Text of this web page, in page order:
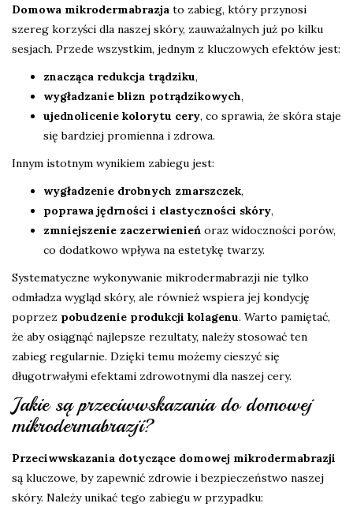
Domowa mikrodermabrazja to zabieg, który przynosi
szereg korzyści dla naszej skóry, zauważalnych już po kilku
sesjach. Przede wszystkim, jednym z kluczowych efektów jest:
znacząca redukcja trądziku,
wygładzanie blizn potrądzikowych,
ujednolicenie kolorytu cery, co sprawia, że skóra staje
się bardziej promienna i zdrowa.
Innym istotnym wynikiem zabiegu jest:
wygładzenie drobnych zmarszczek,
poprawa jędrności i elastyczności skóry,
zmniejszenie zaczerwienień oraz widoczności porów,
co dodatkowo wpływa na estetykę twarzy.
Systematyczne wykonywanie mikrodermabrazji nie tylko
odmładza wygląd skóry, ale również wspiera jej kondycję
poprzez pobudzenie produkcji kolagenu. Warto pamiętać,
że aby osiągnąć najlepsze rezultaty, należy stosować ten
zabieg regularnie. Dzięki temu możemy cieszyć się
długotrwałymi efektami zdrowotnymi dla naszej cery.
Jakie są przeciwwskazania do domowej
mikrodermabrazji?
Przeciwwskazania dotyczące domowej mikrodermabrazji
są kluczowe, by zapewnić zdrowie i bezpieczeństwo naszej
skóry. Należy unikać tego zabiegu w przypadku: